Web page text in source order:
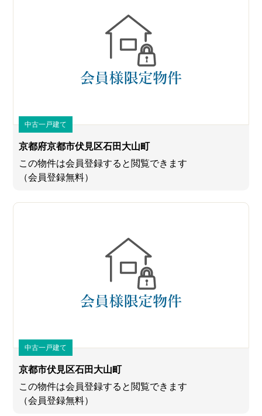
中古一戸建て
京都府京都市伏見区石田大山町
この物件は会員登録すると閲覧できます
（会員登録無料）
中古一戸建て
京都市伏見区石田大山町
この物件は会員登録すると閲覧できます
（会員登録無料）